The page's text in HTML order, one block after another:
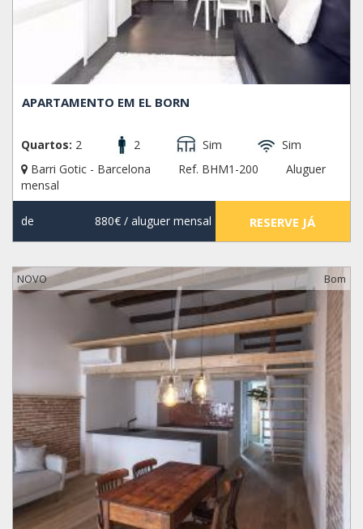
APARTAMENTO EM EL BORN
Quartos: 2 2 Sim
Sim
Barri Gotic - Barcelona
Ref. BHM1-200
Aluguer
mensal
de 880€/ aluguer mensal RESERVE JÁ
NOVO Bom